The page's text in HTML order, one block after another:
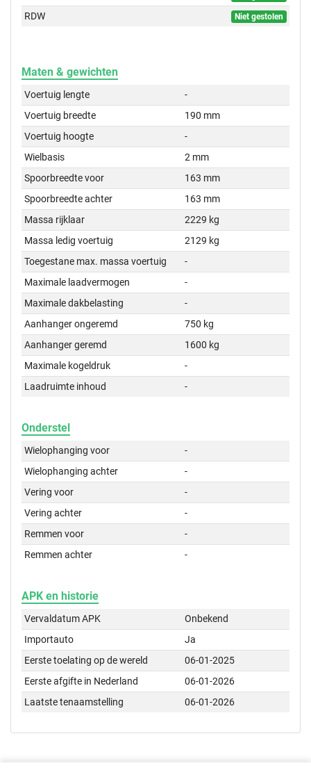
RDW Niet gestolen
Maten & gewichten
Voertuig lengte
-
Voertuig breedte
190 mm
Voertuig hoogte
-
Wielbasis
2 mm
Spoorbreedte voor
163 mm
Spoorbreedte achter
163 mm
Massa rijklaar
2229 kg
Massa ledig voertuig
2129 kg
Toegestane max. massa voertuig
-
Maximale laadvermogen
-
Maximale dakbelasting
-
Aanhanger ongeremd
750 kg
Aanhanger geremd
1600 kg
Maximale kogeldruk
-
Laadruimte inhoud
-
Onderstel
Wielophanging voor
-
Wielophanging achter
-
Vering voor
-
Vering achter
-
Remmen voor
-
Remmen achter
-
APK en historie
Vervaldatum APK
Onbekend
Importauto
Ja
Eerste toelating op de wereld
06-01-2025
Eerste afgifte in Nederland
06-01-2026
Laatste tenaamstelling
06-01-2026